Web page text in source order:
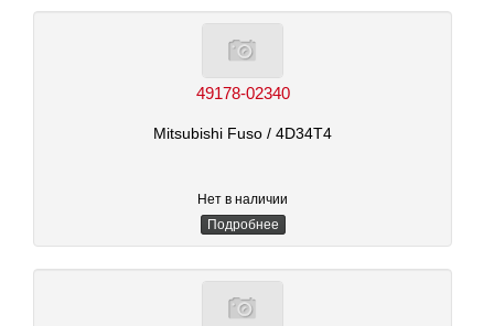
49178-02340
Mitsubishi Fuso/ 4D34T4
Нет в наличии
Подробнее